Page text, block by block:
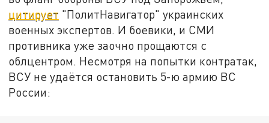
цитирует "ПолитНавигатор" украинских
военных экспертов. И боевики, и СМИ
противника уже заочно прощаются с
облцентром. Несмотря на попытки контратак,
ВСУ не удаётся остановить 5-ю армию ВС
России: